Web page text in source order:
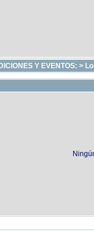
Y EVENTOS: >